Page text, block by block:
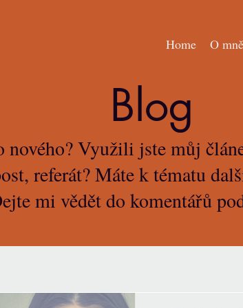
Home O mně
Blog
nového? Využili jste můj
referát? Máte k tématu
mi vědět do komentářů